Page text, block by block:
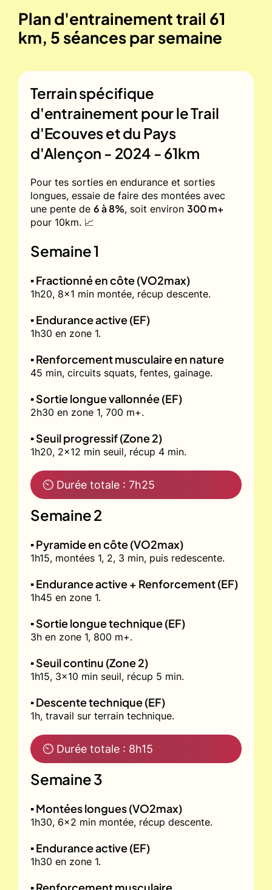
Plan d'entrainement trail 61
km, 5 séances par semaine
Terrain spécifique
d'entrainement pour leTrail
d'Ecouves et du Pays
d'Alençon - 2024 - 61km
Pour tes sorties en endurance et sorties
longues, essaie de faire des montées avec
une pente de 6 à 8%, soit environ 300 m+
pour 10km. 📈
Semaine 1
▪️ Fractionné en côte (VO2max)
1h20, 8x1 min montée, récup descente.
▪️ Endurance active (EF)
1h30 en zone 1.
▪️ Renforcement musculaire en nature
45 min, circuits squats, fentes, gainage.
▪️ Sortie longue vallonnée (EF)
2h30 en zone 1, 700 m+.
▪️ Seuil progressif (Zone 2)
1h20, 2x12 min seuil, récup 4 min.
⏲ Durée totale : 7h25
Semaine 2
▪️ Pyramide en côte (VO2max)
1h15, montées 1, 2, 3 min, puis redescente.
▪️ Endurance active + Renforcement (EF)
1h45 en zone 1.
▪️ Sortie longue technique (EF)
3h en zone 1, 800 m+.
▪️ Seuil continu (Zone 2)
1h15, 3x10 min seuil, récup 5 min.
▪️ Descente technique (EF)
1h, travail sur terrain technique.
⏲ Durée totale : 8h15
Semaine 3
▪️ Montées longues (VO2max)
1h30, 6x2 min montée, récup descente.
▪️ Endurance active (EF)
1h30 en zone 1.
▪️ Renforcement musculaire